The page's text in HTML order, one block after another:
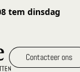
tem dinsdag
Contacteer ons